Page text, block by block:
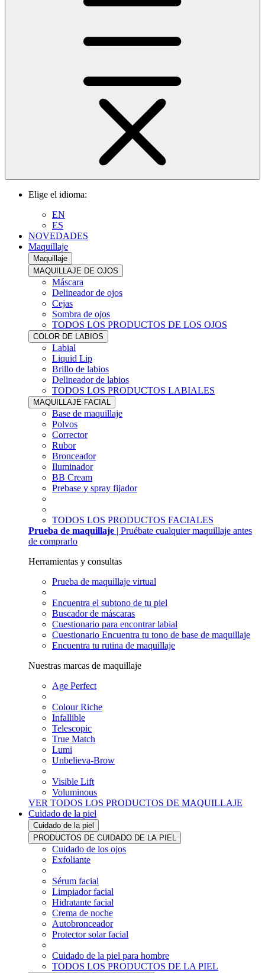
Elige el idioma:
EN
ES
NOVEDADES
Maquillaje
Maquillaje
MAQUILLAJE DE OJOS
Máscara
Delineador de ojos
Cejas
Sombra de ojos
TODOS LOS PRODUCTOS DE LOS OJOS
COLOR DE LABIOS
Labial
Liquid Lip
Brillo de labios
Delineador de labios
TODOS LOS PRODUCTOS LABIALES
MAQUILLAJE FACIAL
Base de maquillaje
Polvos
Corrector
Rubor
Bronceador
Iluminador
BB Cream
Prebase y spray fijador
TODOS LOS PRODUCTOS FACIALES
Prueba de maquillaje | Pruébate cualquier maquillaje antes
de comprarlo
Herramientas y consultas
Prueba de maquillaje virtual
Encuentra el subtono de tu piel
Buscador de máscaras
Cuestionario para encontrar labial
Cuestionario Encuentra tu tono de base de maquillaje
Encuentra tu rutina de maquillaje
Nuestras marcas de maquillaje
Age Perfect
Colour Riche
Infallible
Telescopic
True Match
Lumi
Unbelieva-Brow
Visible Lift
Voluminous
VER TODOS LOS PRODUCTOS DE MAQUILLAJE
Cuidado de la piel
Cuidado de la piel
PRODUCTOS DE CUIDADO DE LA PIEL
Cuidado de los ojos
Exfoliante
Sérum facial
Limpiador facial
Hidratante facial
Crema de noche
Autobronceador
Protector solar facial
Cuidado de la piel para hombre
TODOS LOS PRODUCTOS DE LA PIEL